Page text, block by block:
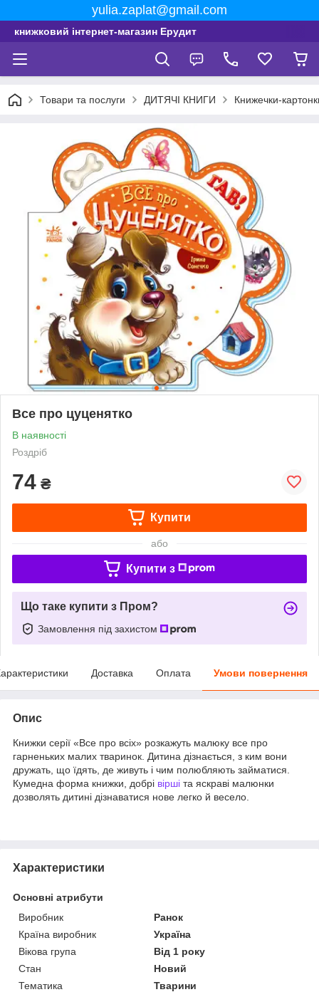
yulia.zaplat@gmail.com
книжковий інтернет-магазин Ерудит
Товари та послуги ДИТЯЧІ КНИГИ Книжечки-
Все про цуценятко
В наявності
Роздріб
74 ₴
Купити
або
Купити з
Що таке купити з Пром?
Замовлення під захистом
Доставка Оплата Умови повернення
Опис
Книжки серії «Все про всіх» розкажуть малюку все про
гарненьких малих тваринок. Дитина дізнається, з ким вони
дружать, що їдять, де живуть і чим полюбляють займатися.
Кумедна форма книжки, добрі вірші та яскраві малюнки
дозволять дитині дізнаватися нове легко й весело.
Характеристики
Основні атрибути
Виробник
Ранок
Країна виробник
Україна
Вікова група
Від 1 року
Стан
Новий
Тематика
Тварини